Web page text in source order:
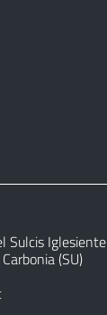
Sulcis Iglesiente
(SU)